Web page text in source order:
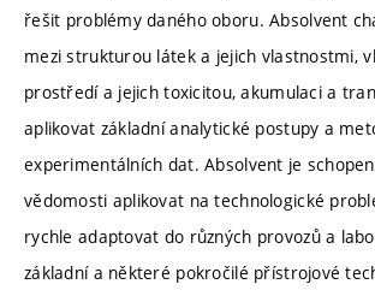
řešit problémy daného oboru. Absolvent
mezi strukturou látek a jejich vlastnostmi,
prostředí a jejich toxicitou, akumulaci a
aplikovat základní analytické postupy a
experimentálních dat. Absolvent je
vědomosti aplikovat na technologické
rychle adaptovat do různých provozů a
základní a některé pokročilé přístrojové